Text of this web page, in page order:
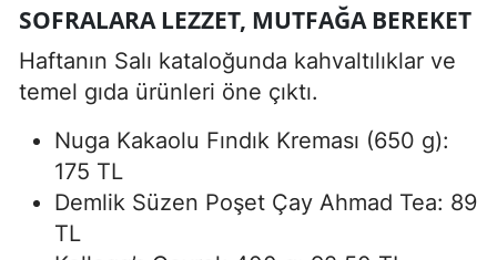
SOFRALARA LEZZET, MUTFAĞA BEREKET
Haftanın Salı kataloğunda kahvaltılıklar ve
temel gıda ürünleri öne çıktı.
Nuga Kakaolu Fındık Kreması (650 g):
175 TL
Demlik Süzen Poşet Çay Ahmad Tea: 89
TL